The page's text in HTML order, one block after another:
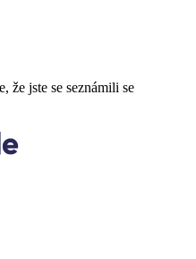
že jste se seznámili se